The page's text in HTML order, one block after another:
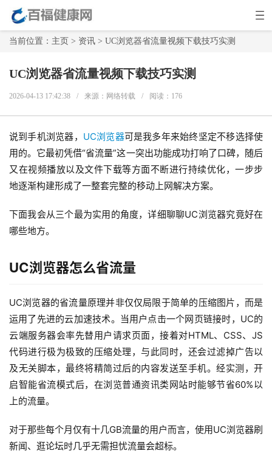
当前位置： 主页 > 资讯 > UC浏览器省流量视频下载技巧实测
UC浏览器省流量视频下载技巧实测
2026-04-13 17:42:38 / 来源：网络转载 / 阅读： 176
说到手机浏览器， UC浏览器可是我多年来始终坚定不移选择使
用的。它最初凭借“省流量”这一突出功能成功打响了口碑，随后
又在视频播放以及文件下载等方面不断进行持续优化，一步步
地逐渐构建形成了一整套完整的移动上网解决方案。
下面我会从三个最为实用的角度，详细聊聊UC浏览器究竟好在
哪些地方。
UC浏览器怎么省流量
UC浏览器的省流量原理并非仅仅局限于简单的压缩图片，而是
运用了先进的云加速技术。当用户点击一个网页链接时，UC的
云端服务器会率先替用户请求页面，接着对HTML、CSS、JS
代码进行极为极致的压缩处理，与此同时，还会过滤掉广告以
及无关脚本，最终将精简过后的内容发送至手机。经实测，开
启智能省流模式后，在浏览普通资讯类网站时能够节省60%以
上的流量。
对于那些每个月仅有十几GB流量的用户而言，使用UC浏览器刷
新闻、逛论坛时几乎无需担忧流量会超标。